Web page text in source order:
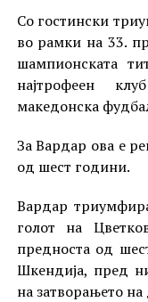
Со гостински
во рамки на 33.
шампионската
најтрофеен
македонска
За Вардар ова е
од шест години.
Вардар
голот на
предноста од
Шкендија, пред
на затворањето